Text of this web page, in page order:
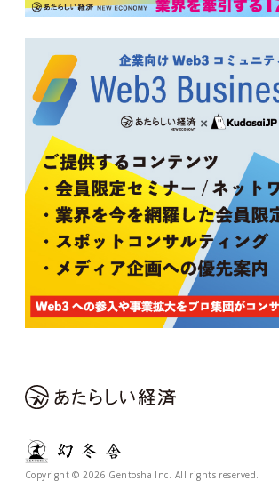
Copyright © 2026 Gentosha Inc. All rights reserved.